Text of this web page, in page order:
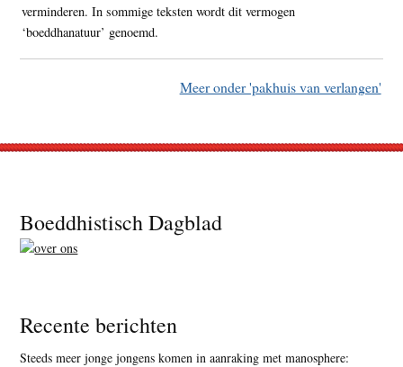
verminderen. In sommige teksten wordt dit vermogen
‘boeddhanatuur’ genoemd.
Meer onder 'pakhuis van verlangen'
Footer
Boeddhistisch Dagblad
Recente berichten
Steeds meer jonge jongens komen in aanraking met manosphere: